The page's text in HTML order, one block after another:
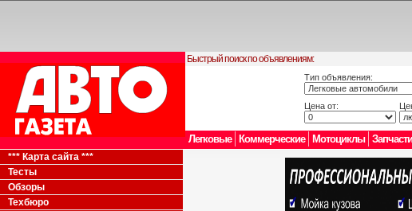
Быстрый поиск по объявлениям:
Тип объявления:
Цена от:
Легковые Коммерческие Мотоциклы Запчасти
*** Карта сайта ***
Тесты
Обзоры
Техбюро